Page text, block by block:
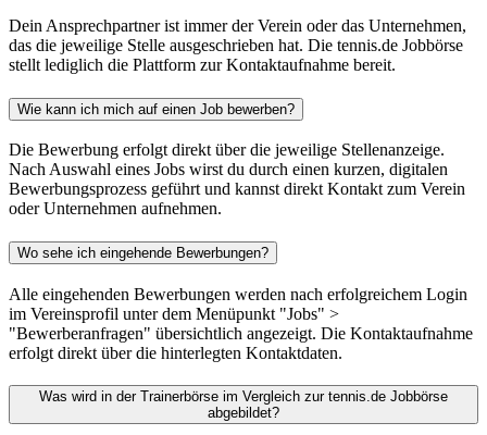
Dein Ansprechpartner ist immer der Verein oder das Unternehmen,
das die jeweilige Stelle ausgeschrieben hat. Die tennis.de Jobbörse
stellt lediglich die Plattform zur Kontaktaufnahme bereit.
Wie kann ich mich auf einen Job bewerben?
Die Bewerbung erfolgt direkt über die jeweilige Stellenanzeige.
Nach Auswahl eines Jobs wirst du durch einen kurzen, digitalen
Bewerbungsprozess geführt und kannst direkt Kontakt zum Verein
oder Unternehmen aufnehmen.
Wo sehe ich eingehende Bewerbungen?
Alle eingehenden Bewerbungen werden nach erfolgreichem Login
im Vereinsprofil unter dem Menüpunkt "Jobs" >
"Bewerberanfragen" übersichtlich angezeigt. Die Kontaktaufnahme
erfolgt direkt über die hinterlegten Kontaktdaten.
Was wird in der Trainerbörse im Vergleich zur tennis.de Jobbörse
abgebildet?